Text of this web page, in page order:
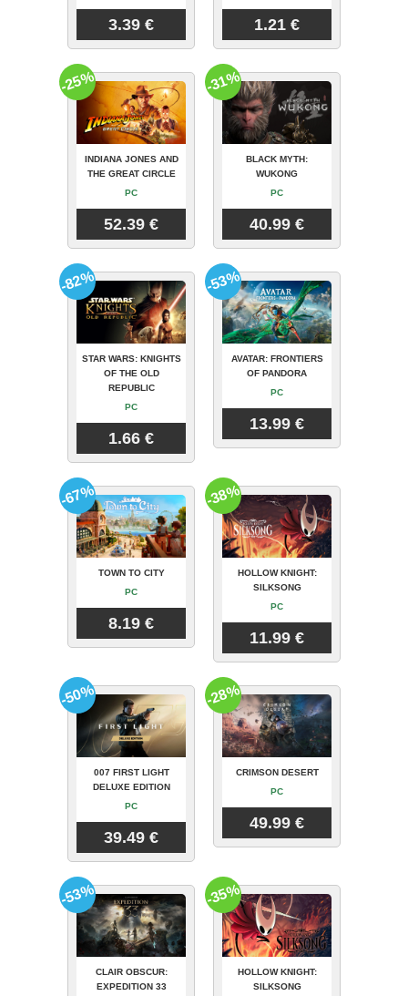
3.39 € 1.21 €
INDIANA JONES AND
THE GREAT CIRCLE
PC
52.39 €
-25%
BLACK MYTH:
WUKONG
PC
40.99 €
-31%
STAR WARS: KNIGHTS
OF THE OLD
REPUBLIC
PC
1.66 €
-82%
AVATAR: FRONTIERS
OF PANDORA
PC
13.99 €
-53%
TOWN TO CITY
PC
8.19 €
-67%
HOLLOW KNIGHT:
SILKSONG
PC
11.99 €
-38%
007 FIRST LIGHT
DELUXE EDITION
PC
39.49 €
-50%
CRIMSON DESERT
PC
49.99 €
-28%
CLAIR OBSCUR:
EXPEDITION 33
-53%
HOLLOW KNIGHT:
SILKSONG
-35%